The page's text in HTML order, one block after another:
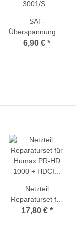
SAT-
Überspannungsschutz
Dur-Line DLBS
6,90 € *
Netzteil
Reparaturset für
Humax PR-HD
17,80 € *